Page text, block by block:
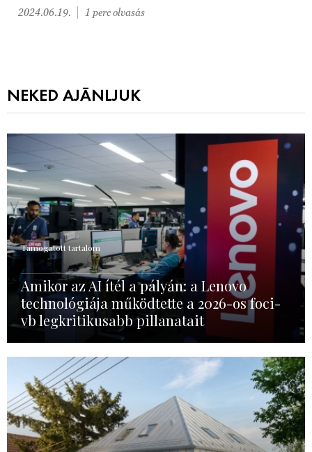
2024.06.19. 1 perc olvasás
NEKED AJÁNLJUK
Támogatott tartalom
Amikor az AI ítél a pályán: a Lenovo
technológiája működtette a 2026-os foci-
vb legkritikusabb pillanatait